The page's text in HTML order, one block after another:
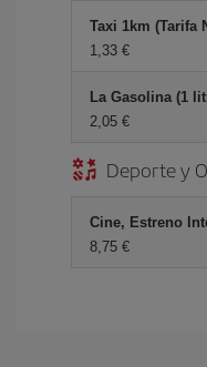
Taxi 1km (Tarifa
1,33 €
La Gasolina (1
2,05 €
Deporte y
Cine, Estreno
8,75 €